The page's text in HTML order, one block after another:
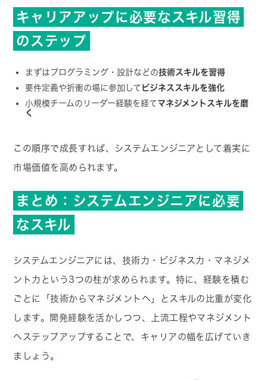
キャリアアップに必要なスキル習得
のステップ
まずはプログラミング・設計などの技術スキルを習得
要件定義や折衝の場に参加して ビジネススキルを強化
小規模チームのリーダー経験を経てマネジメントスキルを磨
く
この順序で成長すれば、システムエンジニアとして着実に
市場価値を高められます。
まとめ：システムエンジニアに必要
なスキル
システムエンジニアには、技術力・ビジネス力・マネジメ
ント力という3つの柱が求められます。特に、経験を積む
ごとに「技術からマネジメントへ」とスキルの比重が変化
します。開発経験を活かしつつ、上流工程やマネジメント
へステップアップすることで、キャリアの幅を広げていき
ましょう。